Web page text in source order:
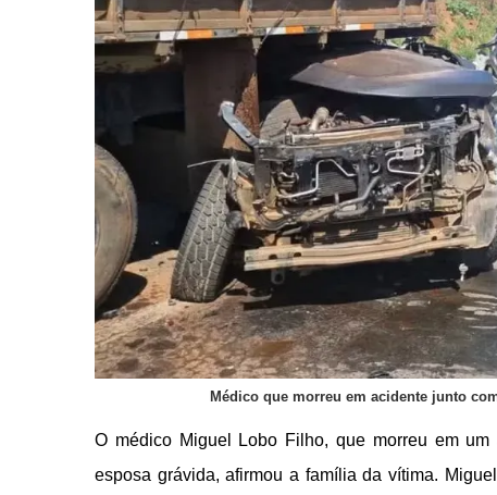
Médico que morreu em acidente junto
O médico Miguel Lobo Filho, que morreu em
esposa grávida, afirmou a família da vítima.